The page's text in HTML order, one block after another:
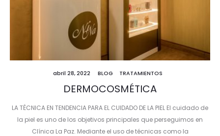
abril 28, 2022 BLOG TRATAMIENTOS
DERMOCOSMÉTICA
LA TÉCNICA EN TENDENCIA PARA EL CUIDADO DE LA PIEL El cuidado de
la piel es uno de los objetivos principales que perseguimos en
Clínica La Paz. Mediante el uso de técnicas como la